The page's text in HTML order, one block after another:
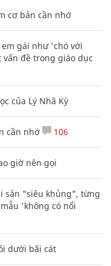
cơ bản cần nhớ
gái như 'chó với
đề trong giáo dục
của Lý Nhã Kỳ
cần nhớ 106
giờ nên gọi
sản "siêu khủng", từng
'không có nổi
dưới bãi cát